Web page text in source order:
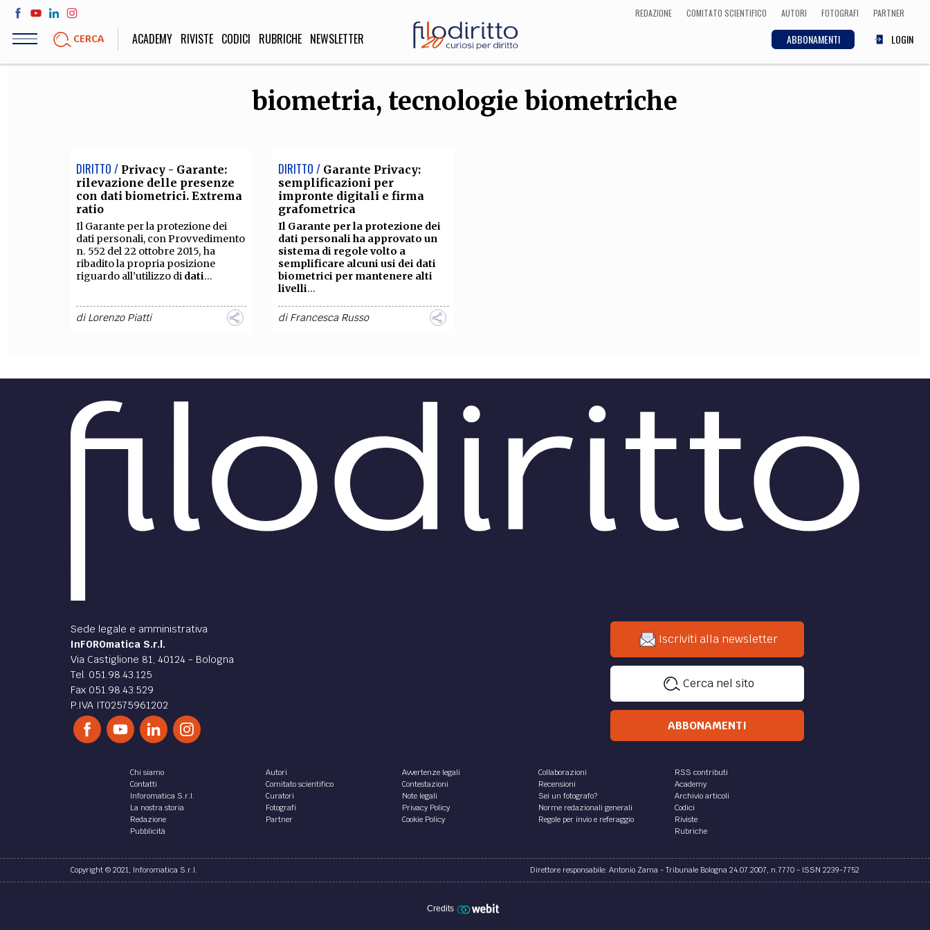
Salta
contenuto
REDAZIONE COMITATO SCIENTIFICO AUTORI FOTOGRAFI PARTNER
CERCA ABBONAMENTI LOGIN
ACADEMY RIVISTE CODICI RUBRICHE NEWSLETTER
SOCIETÀ DIRITTO
STORIA E FILOSOFIA
Scienze storiche,
umanistiche, Religione
INNOVAZIONE
Scienze informatiche,
Architettura, Ingegneria
EXTRA
LIBRI
SOCIAL MEDIA
biometria, tecnologie biometriche
DIRITTO / Privacy - Garante:
rilevazione delle presenze
con dati biometrici. Extrema
ratio
Il Garante per la protezione dei
dati personali, con Provvedimento
n. 552 del 22 ottobre 2015, ha
ribadito la propria posizione
riguardo all’utilizzo di dati...
diLorenzo Piatti
DIRITTO / Garante Privacy:
semplificazioni per
impronte digitali e firma
grafometrica
Il Garante per la protezione dei
dati personali ha approvato un
sistema di regole volto a
semplificare alcuni usi dei dati
biometrici per mantenere alti
livelli...
diFrancesca Russo
Sede legale e amministrativa
InFOROmatica S.r.l.
Via Castiglione 81, 40124 - Bologna
Tel. 051.98.43.125
Fax 051.98.43.529
P.IVA IT02575961202
Iscriviti alla newsletter
Cerca nel sito
ABBONAMENTI
Chi siamo
Contatti
Inforomatica S.r.l.
La nostra storia
Redazione
Pubblicità
Autori
Comitato scientifico
Curatori
Fotografi
Partner
Avvertenze legali
Contestazioni
Note legali
Privacy Policy
Cookie Policy
Collaborazioni
Recensioni
Sei un fotografo?
Norme redazionali generali
Regole per invio e referaggio
RSS contributi
Academy
Archivio articoli
Codici
Riviste
Rubriche
Copyright © 2021, Inforomatica S.r.l. Direttore responsabile: Antonio Zama - Tribunale Bologna 24.07.2007, n.7770 - ISSN 2239-7752
Credits